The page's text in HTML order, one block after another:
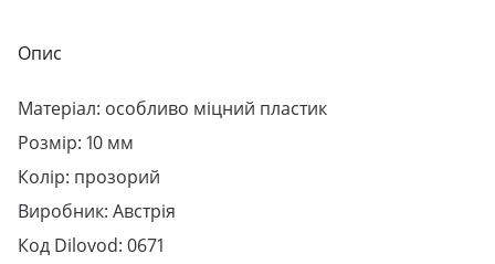
Опис
Матеріал: особливо міцний пластик
Розмір: 10 мм
Колір: прозорий
Виробник: Австрія
Код Dilovod: 0671